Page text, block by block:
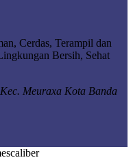
Cerdas, Terampil dan
Bersih, Sehat
Meuraxa Kota Banda